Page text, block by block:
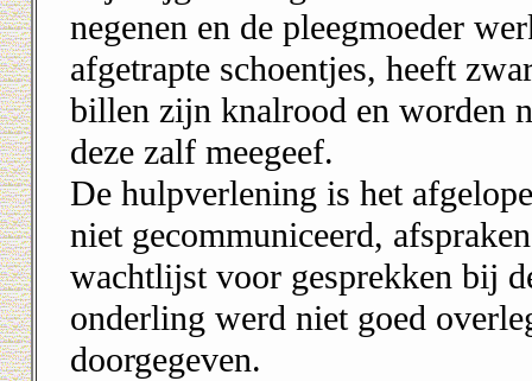
negenen en de pleegmoeder
afgetrapte schoentjes, heeft
billen zijn knalrood en worden
deze zalf meegeef.
De hulpverlening is het
niet gecommuniceerd,
wachtlijst voor gesprekken bij
onderling werd niet goed
doorgegeven.